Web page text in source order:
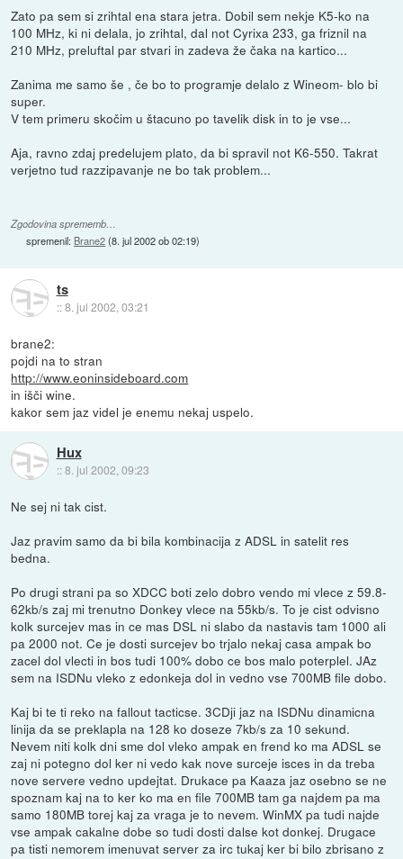
Zato pa sem si zrihtal ena stara jetra. Dobil sem nekje K5-ko na
100 MHz, ki ni delala, jo zrihtal, dal not Cyrixa 233, ga friznil na
210 MHz, preluftal par stvari in zadeva že čaka na kartico...
Zanima me samo še , če bo to programje delalo z Wineom- blo bi
super.
V tem primeru skočim u štacuno po tavelik disk in to je vse...
Aja, ravno zdaj predelujem plato, da bi spravil not K6-550. Takrat
verjetno tud razzipavanje ne bo tak problem...
Zgodovina sprememb…
spremenil: Brane2(8. jul 2002 ob 02:19)
ts
::8. jul 2002, 03:21
brane2:
pojdi na to stran
http://www.eoninsideboard.com
in išči wine.
kakor sem jaz videl je enemu nekaj uspelo.
Hux
::8. jul 2002, 09:23
Ne sej ni tak cist.
Jaz pravim samo da bi bila kombinacija z ADSL in satelit res
bedna.
Po drugi strani pa so XDCC boti zelo dobro vendo mi vlece z 59.8-
62kb/s zaj mi trenutno Donkey vlece na 55kb/s. To je cist odvisno
kolk surcejev mas in ce mas DSL ni slabo da nastavis tam 1000 ali
pa 2000 not. Ce je dosti surcejev bo trjalo nekaj casa ampak bo
zacel dol vlecti in bos tudi 100% dobo ce bos malo poterplel. JAz
sem na ISDNu vleko z edonkeja dol in vedno vse 700MB file dobo.
Kaj bi te ti reko na fallout tacticse. 3CDji jaz na ISDNu dinamicna
linija da se preklapla na 128 ko doseze 7kb/s za 10 sekund.
Nevem niti kolk dni sme dol vleko ampak en frend ko ma ADSL se
zaj ni potegno dol ker ni vedo kak nove surceje isces in da treba
nove servere vedno updejtat. Drukace pa Kaaza jaz osebno se ne
spoznam kaj na to ker ko ma en file 700MB tam ga najdem pa ma
samo 180MB torej kaj za vraga je to nevem. WinMX pa tudi najde
vse ampak cakalne dobe so tudi dosti dalse kot donkej. Drugace
pa tisti nemorem imenuvat server za irc tukaj ker bi bilo zbrisano z